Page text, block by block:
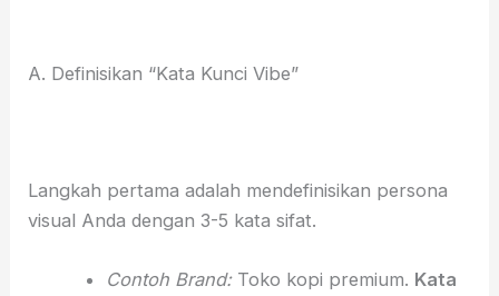
A. Definisikan “Kata Kunci Vibe”
Langkah pertama adalah mendefinisikan persona
visual Anda dengan 3-5 kata sifat.
Contoh Brand:Toko kopi premium. Kata